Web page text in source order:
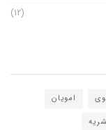
(12)
امویان